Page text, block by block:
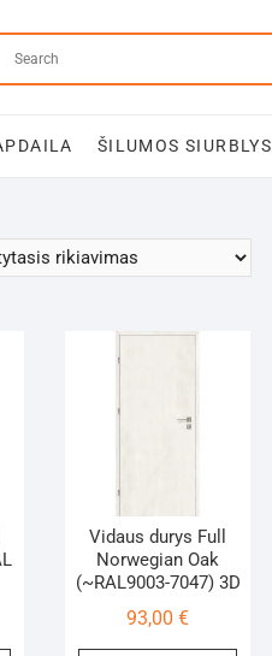
ŠILUMOS SIURBLYS
Vidaus durys Full
Norwegian Oak
(~RAL9003-7047) 3D
93,00€